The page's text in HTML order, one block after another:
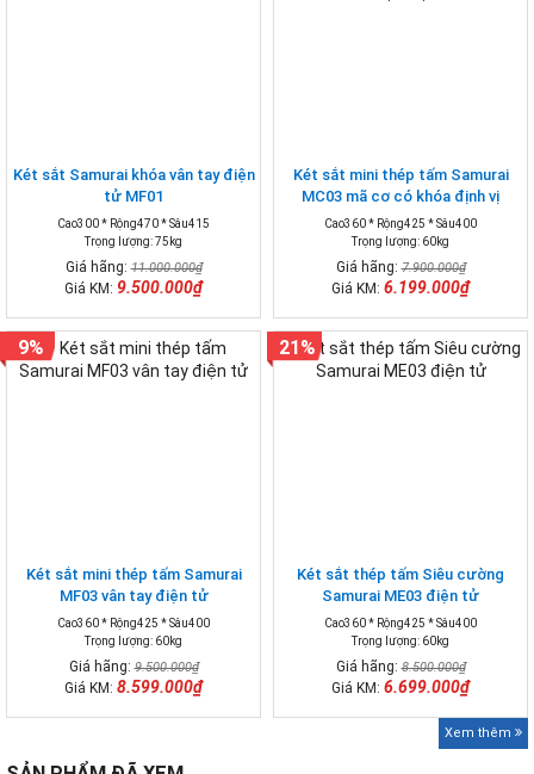
Két sắt Samurai khóa vân tay điện
tử MF01
Cao300 * Rộng470 * Sâu415
Trọng lượng: 75kg
Giá hãng:11.000.000₫
Giá KM: 9.500.000₫
Két sắt mini thép tấm Samurai
MC03 mã cơ có khóa định vị
Cao360 * Rộng425 * Sâu400
Trọng lượng: 60kg
Giá hãng:7.900.000₫
Giá KM: 6.199.000₫
Két sắt mini thép tấm Samurai
MF03 vân tay điện tử
Cao360 * Rộng425 * Sâu400
Trọng lượng: 60kg
Giá hãng:9.500.000₫
Giá KM: 8.599.000₫
9%
Két sắt thép tấm Siêu cường
Samurai ME03 điện tử
Cao360 * Rộng425 * Sâu400
Trọng lượng: 60kg
Giá hãng:8.500.000₫
Giá KM: 6.699.000₫
21%
Xem thêm